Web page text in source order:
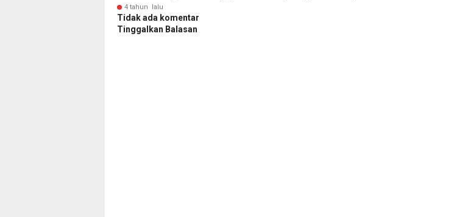
4 tahun lalu
Tidak ada komentar
Tinggalkan Balasan